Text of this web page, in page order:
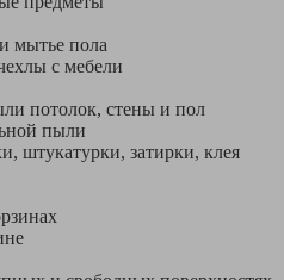
мытье пола
с мебели
потолок, стены и пол
пыли
штукатурки, затирки, клея